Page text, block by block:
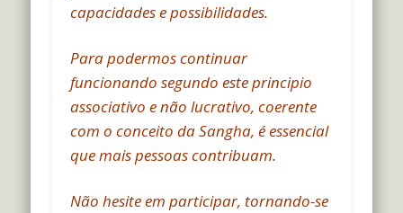
capacidades e possibilidades.
Para podermos continuar
funcionando segundo este principio
associativo e não lucrativo, coerente
com o conceito da Sangha, é essencial
que mais pessoas contribuam.
Não hesite em participar, tornando-se